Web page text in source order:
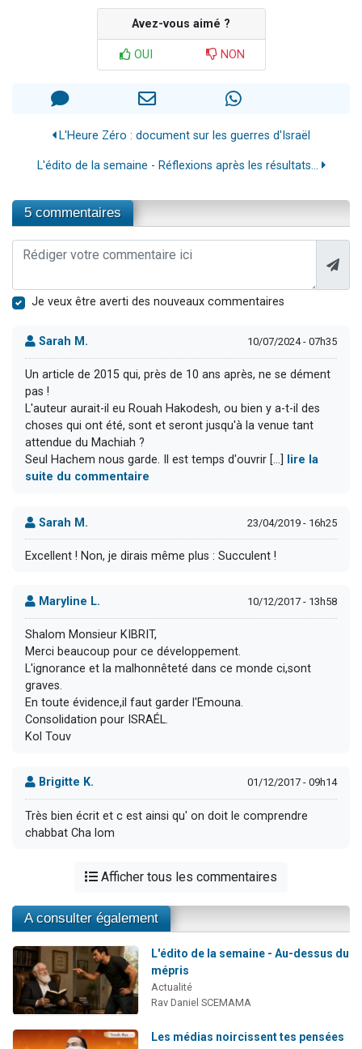
Avez-vous aimé ?
OUI NON
L'Heure Zéro : document sur les guerres d'Israël
L'édito de la semaine - Réflexions après les résultats...
5 commentaires
Je veux être averti des nouveaux commentaires
Sarah M. 10/07/2024 - 07h35
Un article de 2015 qui, près de 10 ans après, ne se dément
pas !
L'auteur aurait-il eu Rouah Hakodesh, ou bien y a-t-il des
choses qui ont été, sont et seront jusqu'à la venue tant
attendue du Machiah ?
Seul Hachem nous garde. Il est temps d'ouvrir [...] lire la
suite du commentaire
Sarah M. 23/04/2019 - 16h25
Excellent ! Non, je dirais même plus : Succulent !
Maryline L. 10/12/2017 - 13h58
Shalom Monsieur KIBRIT,
Merci beaucoup pour ce développement.
L'ignorance et la malhonnêteté dans ce monde ci,sont
graves.
En toute évidence,il faut garder l'Emouna.
Consolidation pour ISRAÉL.
Kol Touv
Brigitte K. 01/12/2017 - 09h14
Très bien écrit et c est ainsi qu' on doit le comprendre
chabbat Cha lom
Afficher tous les commentaires
A consulter également
L'édito de la semaine - Au-dessus du
mépris
Actualité
Rav Daniel SCEMAMA
Les médias noircissent tes pensées